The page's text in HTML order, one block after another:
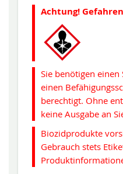
Achtung!
Sie benötigen einen
einen
berechtigt. Ohne
keine Ausgabe an
Biozidprodukte
Gebrauch stets